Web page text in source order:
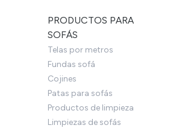
PRODUCTOS PARA
SOFÁS
Telas por metros
Fundas sofá
Cojines
Patas para sofás
Productos de limpieza
Limpiezas de sofás